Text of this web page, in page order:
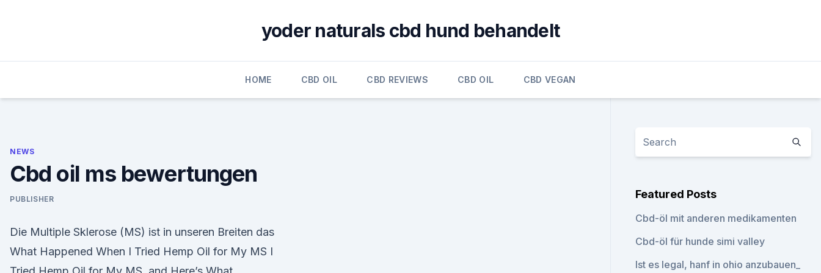
yoder naturals cbd hund behandelt
HOME CBD OIL CBD REVIEWS CBD OIL CBD VEGAN
NEWS
Cbd oil ms bewertungen
PUBLISHER
Die Multiple Sklerose (MS) ist in unseren Breiten das
What Happened When I Tried Hemp Oil for My MS I
Featured Posts
Cbd-öl mit anderen medikamenten
Cbd-öl für hunde simi valley
Ist es legal, hanf in ohio anzubauen_